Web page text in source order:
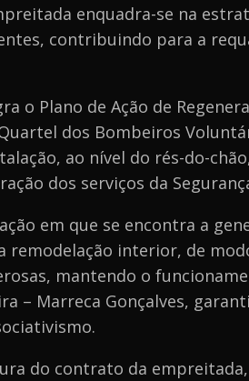
enquadra-se na
contribuindo para a
o Plano de Ação de
dos Bombeiros
ao nível do rés-do-
dos serviços da
em que se encontra a
interior, de
mantendo o
– Marreca Gonçalves,
do contrato da